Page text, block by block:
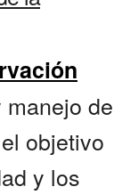
de
objetivo
y los